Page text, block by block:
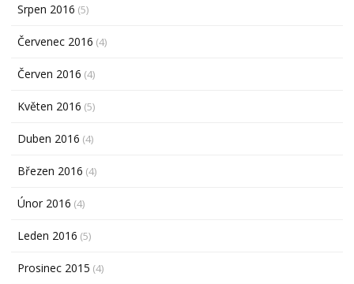
Srpen 2016 (5)
Červenec 2016 (4)
Červen 2016 (4)
Květen 2016 (5)
Duben 2016 (4)
Březen 2016 (4)
Únor 2016 (4)
Leden 2016 (5)
Prosinec 2015 (4)